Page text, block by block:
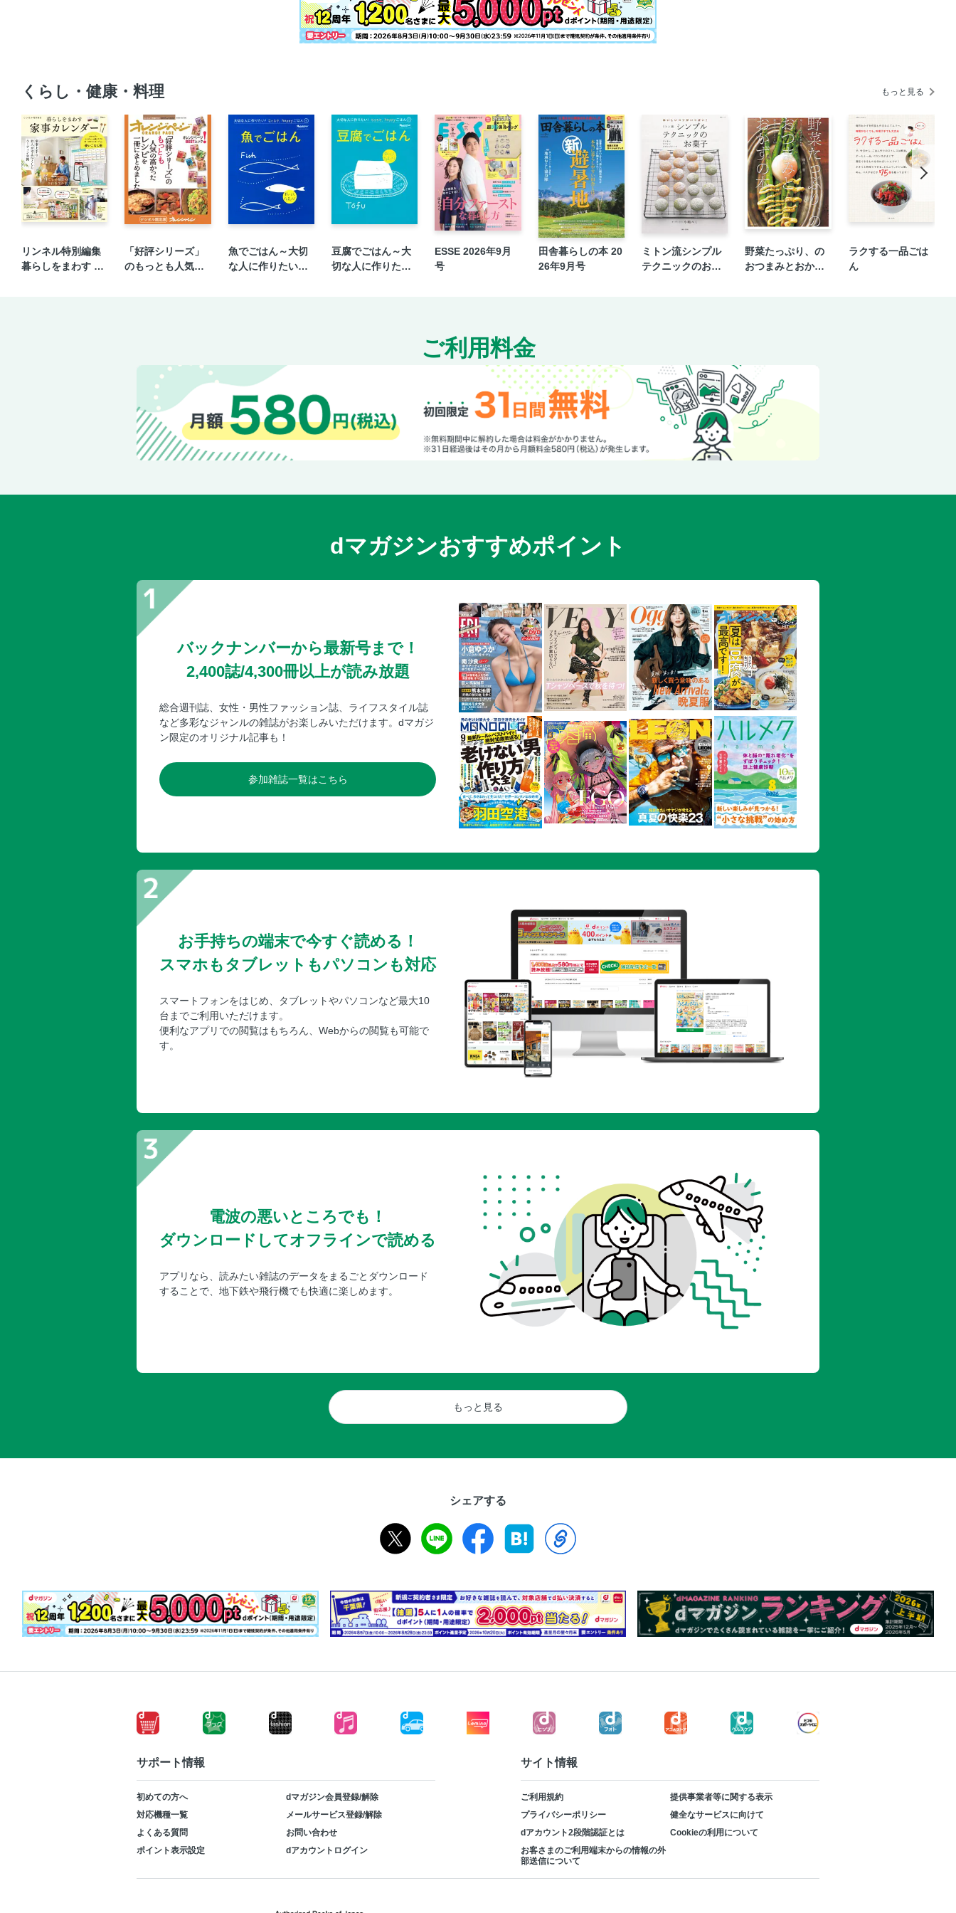
季節の行事と食めぐり
おせちの〈いわれ〉を知って お正月料理をもっと楽しもう！
野菜を好きになれる絵本図鑑「すごいぞ！やさい－ズ」
information
特別付録 ワクワクたべものペーパー
裏表紙
くらし・健康・料理 もっと見る
リンネル特別編集
暮らしをまわす 家
「好評シリーズ」
のもっとも人気の
魚でごはん～大切
な人に作りたい！
豆腐でごはん～大
切な人に作りた
ESSE 2026年9月
号
田舎暮らしの本 20
26年9月号
ミトン流シンプル
テクニックのお菓
野菜たっぷり、の
おつまみとおかず
ラクする一品ごは
ん
ご利用料金
dマガジンおすすめポイント
バックナンバーから最新号まで！
2,400誌/4,300冊以上が読み放題
総合週刊誌、女性・男性ファッション誌、ライフスタイル誌
など多彩なジャンルの雑誌がお楽しみいただけます。dマガジ
ン限定のオリジナル記事も！
参加雑誌一覧はこちら
お手持ちの端末で今すぐ読める！
スマホもタブレットもパソコンも対応
スマートフォンをはじめ、タブレットやパソコンなど最大10
台までご利用いただけます。
便利なアプリでの閲覧はもちろん、Webからの閲覧も可能で
す。
電波の悪いところでも！
ダウンロードしてオフラインで読める
アプリなら、読みたい雑誌のデータをまるごとダウンロード
することで、地下鉄や飛行機でも快適に楽しめます。
もっと見る
シェアする
サポート情報
初めての方へ
dマガジン会員登録/解除
対応機種一覧
メールサービス登録/解除
よくある質問
お問い合わせ
ポイント表示設定
dアカウントログイン
サイト情報
ご利用規約
提供事業者等に関する表示
プライバシーポリシー
健全なサービスに向けて
dアカウント2段階認証とは
Cookieの利用について
お客さまのご利用端末からの情報の外
部送信について